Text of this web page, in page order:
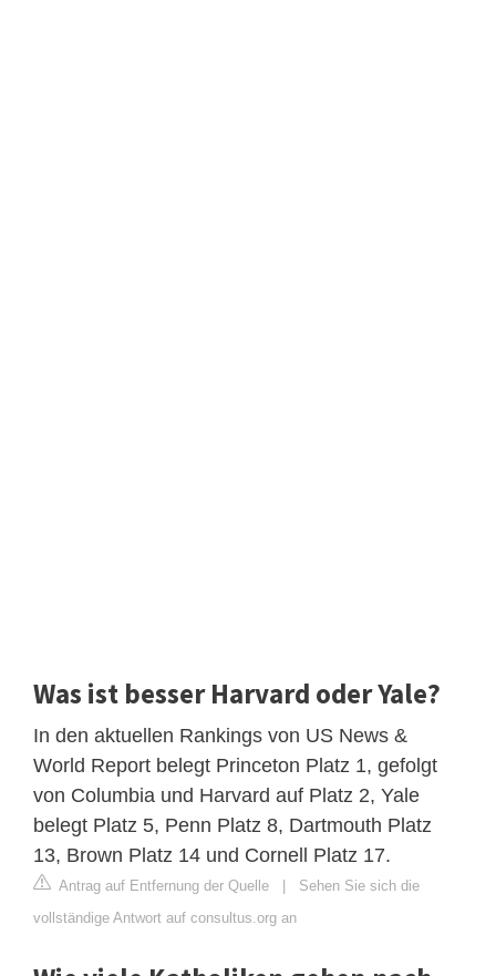
Was ist besser Harvard oder Yale?
In den aktuellen Rankings von US News &
World Report belegt Princeton Platz 1, gefolgt
von Columbia und Harvard auf Platz 2, Yale
belegt Platz 5, Penn Platz 8, Dartmouth Platz
13, Brown Platz 14 und Cornell Platz 17.
Antrag auf Entfernung der Quelle | Sehen Sie sich die
vollständige Antwort auf consultus.org an